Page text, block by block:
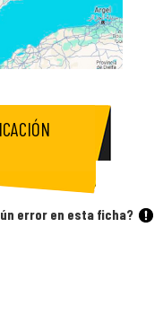
error en esta ficha?